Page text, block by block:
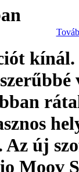
kínál.
új
Moov